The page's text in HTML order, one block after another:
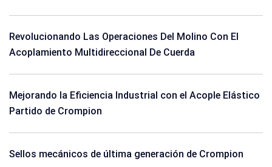
Revolucionando Las Operaciones Del Molino Con El
Acoplamiento Multidireccional De Cuerda
Mejorando la Eficiencia Industrial con el Acople Elástico
Partido de Crompion
Sellos mecánicos de última generación de Crompion